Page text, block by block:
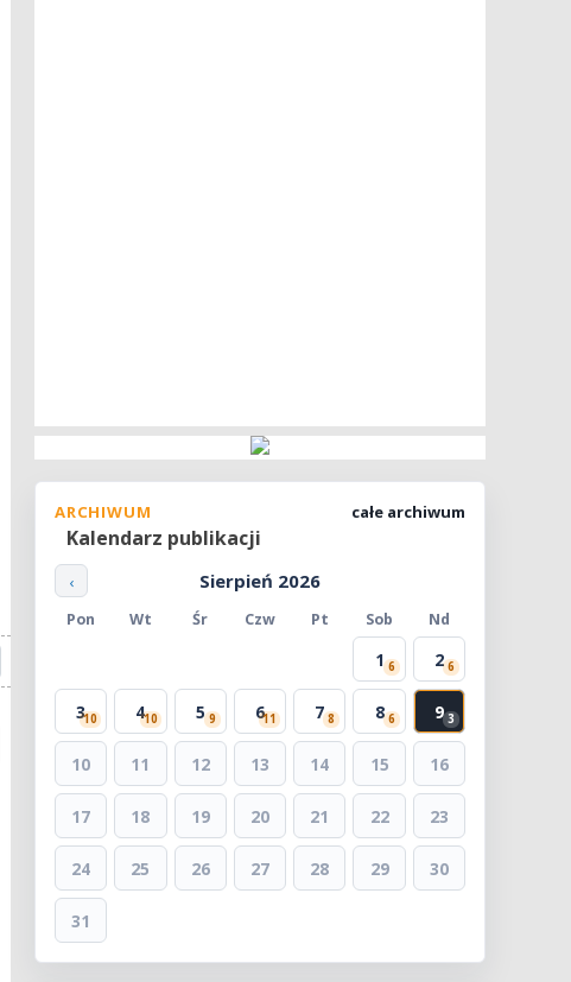
ARCHIWUM
Kalendarz publikacji
całe archiwum
‹ Sierpień 2026
Pon Wt Śr Czw Pt Sob Nd
1 6 2 6
310 410 5 9 611 7 8 8 6 9 3
10 11 12 13 14 15 16
17 18 19 20 21 22 23
24 25 26 27 28 29 30
31